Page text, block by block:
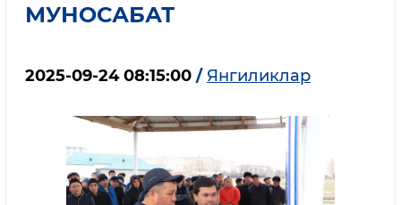
МУНОСАБАТ
2025-09-24 08:15:00 / Янгиликлар